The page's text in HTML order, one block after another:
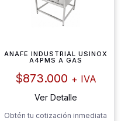
ANAFE INDUSTRIAL USINOX
A4PMS A GAS
$873.000 + IVA
Ver Detalle
Obtén tu cotización inmediata